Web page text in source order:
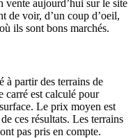
vente aujourd’hui sur le site
de voir, d’un coup d’oeil,
ils sont bons marchés.
à partir des terrains de
carré est calculé pour
Le prix moyen est
ces résultats. Les terrains
pas pris en compte.